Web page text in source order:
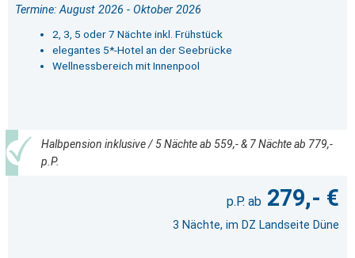
Termine: August 2026 - Oktober 2026
2, 3, 5 oder 7 Nächte inkl. Frühstück
elegantes 5*-Hotel an der Seebrücke
Wellnessbereich mit Innenpool
Halbpension inklusive / 5 Nächte ab 559,- & 7 Nächte ab 779,-
p.P.
279,- €
3 Nächte, im DZ Landseite Düne